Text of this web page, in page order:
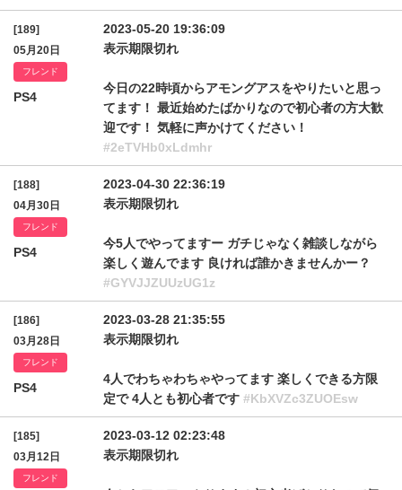
[189]
05月20日
フレンド
PS4
2023-05-20 19:36:09
表示期限切れ
今日の22時頃からアモングアスをやりたいと思っ
てます！ 最近始めたばかりなので初心者の方大歓
迎です！ 気軽に声かけてください！
#2eTVHb0xLdmhr
[188]
04月30日
フレンド
PS4
2023-04-30 22:36:19
表示期限切れ
今5人でやってますー ガチじゃなく雑談しながら
楽しく遊んでます 良ければ誰かきませんかー？
#GYVJJZUUzUG1z
[186]
03月28日
フレンド
PS4
2023-03-28 21:35:55
表示期限切れ
4人でわちゃわちゃやってます 楽しくできる方限
定で 4人とも初心者です #KbXVZc3ZUOEsw
[185]
03月12日
フレンド
2023-03-12 02:23:48
表示期限切れ